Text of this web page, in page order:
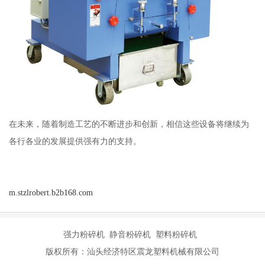
在未来，随着制造工艺的不断进步和创新，相信这些设备将继续为
各行各业的发展提供强有力的支持。
m.stzlrobert.b2b168.com
强力粉碎机 静音粉碎机 塑料粉碎机
版权所有：汕头经济特区震龙塑料机械有限公司